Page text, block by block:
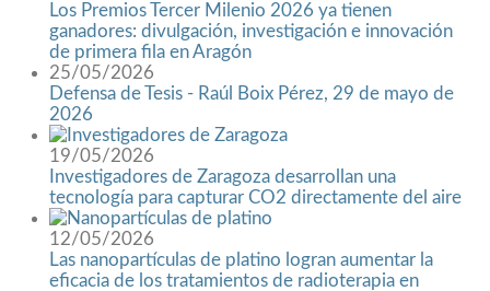
Los Premios Tercer Milenio 2026 ya tienen
ganadores: divulgación, investigación e innovación
de primera fila en Aragón
25/05/2026
Defensa de Tesis - Raúl Boix Pérez, 29 de mayo de
2026
19/05/2026
Investigadores de Zaragoza desarrollan una
tecnología para capturar CO2 directamente del aire
12/05/2026
Las nanopartículas de platino logran aumentar la
eficacia de los tratamientos de radioterapia en